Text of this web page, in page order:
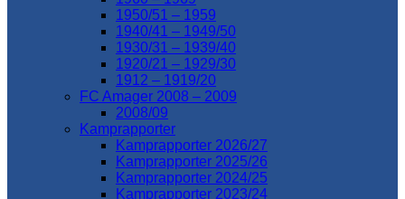
1950/51 – 1959
1940/41 – 1949/50
1930/31 – 1939/40
1920/21 – 1929/30
1912 – 1919/20
FC Amager 2008 – 2009
2008/09
Kamprapporter
Kamprapporter 2026/27
Kamprapporter 2025/26
Kamprapporter 2024/25
Kamprapporter 2023/24